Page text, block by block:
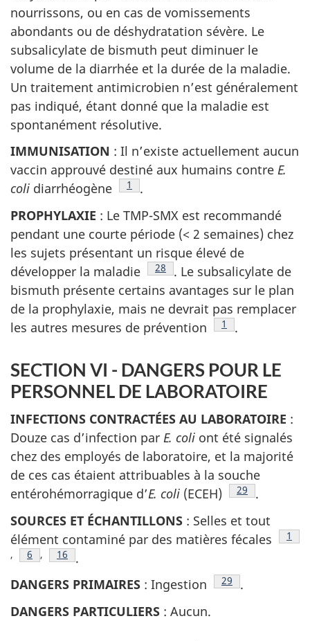
nourrissons, ou en cas de vomissements
abondants ou de déshydratation sévère. Le
subsalicylate de bismuth peut diminuer le
volume de la diarrhée et la durée de la maladie.
Un traitement antimicrobien n’est généralement
pas indiqué, étant donné que la maladie est
spontanément résolutive.
IMMUNISATION : Il n’existe actuellement aucun
vaccin approuvé destiné aux humains contre E.
coli diarrhéogène Note de bas de page
1
.
PROPHYLAXIE : Le TMP-SMX est recommandé
pendant une courte période (< 2 semaines) chez
les sujets présentant un risque élevé de
développer la maladie
Note de bas de page
28
. Le subsalicylate de
bismuth présente certains avantages sur le plan
de la prophylaxie, mais ne devrait pas remplacer
les autres mesures de prévention
Note de bas de
1 .
SECTION VI - DANGERS POUR LE
PERSONNEL DE LABORATOIRE
INFECTIONS CONTRACTÉES AU LABORATOIRE :
Douze cas d’infection par E. coli ont été signalés
chez des employés de laboratoire, et la majorité
de ces cas étaient attribuables à la souche
entérohémorragique d’E. coli (ECEH) Note de bas de
29
.
SOURCES ET ÉCHANTILLONS : Selles et tout
élément contaminé par des matières fécales
1
,
Note de bas de page
6 , Note de bas de page
16
.
DANGERS PRIMAIRES : Ingestion Note de bas de
29
.
DANGERS PARTICULIERS : Aucun.